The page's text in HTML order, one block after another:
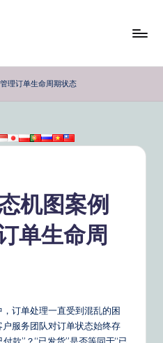
理订单生命周期状态
机图案例
单生命周
订单处理一直受到混乱的困
服务团队对订单状态始终存
款”？“已发货”是否等同于“已